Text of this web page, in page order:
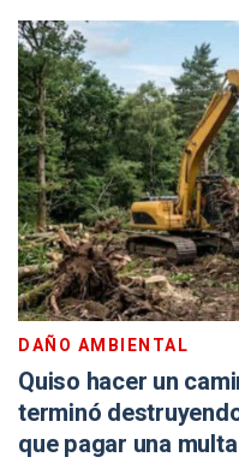
DAÑO AMBIENTAL
Quiso hacer un
terminó
que pagar una